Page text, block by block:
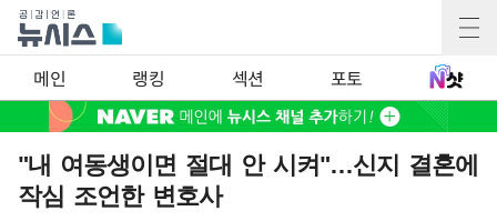
메인 랭킹 섹션 포토
"내 여동생이면 절대 안 시켜"…신지 결혼에
작심 조언한 변호사